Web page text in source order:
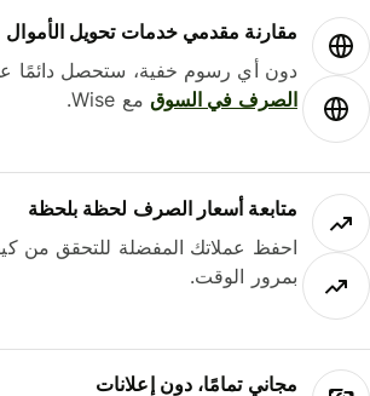
مقارنة مقدمي خدمات تحويل الأموال
دون أي رسوم خفية، ستحصل دائمًا
الصرف في السوقمع Wise.
متابعة أسعار الصرف لحظة بلحظة
احفظ عملاتك المفضلة للتحقق من
بمرور الوقت.
مجاني تمامًا، دون إعلانات